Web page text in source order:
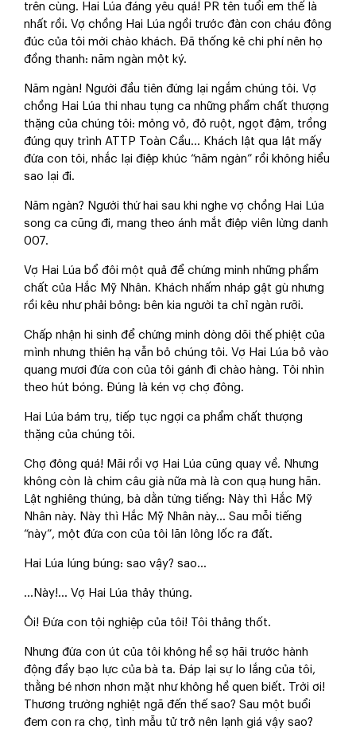
trên cùng. Hai Lúa đáng yêu quá! PR tên tuổi em thế là
nhất rồi. Vợ chồng Hai Lúa ngồi trước đàn con cháu đông
đúc của tôi mời chào khách. Đã thống kê chi phí nên họ
đồng thanh: năm ngàn một ký.
Năm ngàn! Người đầu tiên đứng lại ngắm chúng tôi. Vợ
chồng Hai Lúa thi nhau tụng ca những phẩm chất thượng
thặng của chúng tôi: mỏng vỏ, đỏ ruột, ngọt đậm, trồng
đúng quy trình ATTP Toàn Cầu… Khách lật qua lật mấy
đứa con tôi, nhắc lại điệp khúc “năm ngàn” rồi không hiểu
sao lại đi.
Năm ngàn? Người thứ hai sau khi nghe vợ chồng Hai Lúa
song ca cũng đi, mang theo ánh mắt điệp viên lừng danh
007.
Vợ Hai Lúa bổ đôi một quả để chứng minh những phẩm
chất của Hắc Mỹ Nhân. Khách nhấm nháp gật gù nhưng
rồi kêu như phải bỏng: bên kia người ta chỉ ngàn rưỡi.
Chấp nhận hi sinh để chứng minh dòng dõi thế phiệt của
mình nhưng thiên hạ vẫn bỏ chúng tôi. Vợ Hai Lúa bỏ vào
quang mươi đứa con của tôi gánh đi chào hàng. Tôi nhìn
theo hút bóng. Đúng là kén vợ chợ đông.
Hai Lúa bám trụ, tiếp tục ngợi ca phẩm chất thượng
thặng của chúng tôi.
Chợ đông quá! Mãi rồi vợ Hai Lúa cũng quay về. Nhưng
không còn là chim câu già nữa mà là con quạ hung hãn.
Lật nghiêng thúng, bà dằn từng tiếng: Này thì Hắc Mỹ
Nhân này. Này thì Hắc Mỹ Nhân này… Sau mỗi tiếng
“này”, một đứa con của tôi lăn lông lốc ra đất.
Hai Lúa lúng búng: sao vậy? sao…
…Này!... Vợ Hai Lúa thảy thúng.
Ôi! Đứa con tội nghiệp của tôi! Tôi thảng thốt.
Nhưng đứa con út của tôi không hề sợ hãi trước hành
động đầy bạo lực của bà ta. Đáp lại sự lo lắng của tôi,
thằng bé nhơn nhơn mặt như không hề quen biết. Trời ơi!
Thương trường nghiệt ngã đến thế sao? Sau một buổi
đem con ra chợ, tình mẫu tử trở nên lạnh giá vậy sao?